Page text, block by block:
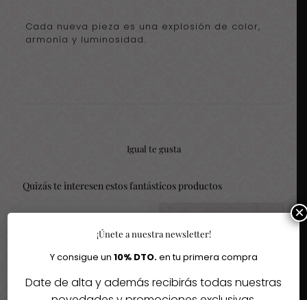
Cada nueva pieza es una explosión de color,
armonía y luminosidad.
Igual te gusta
Quizás te interesen estos fantásticos productos
Agotado
¡Únete a nuestra newsletter!
Y consigue un 10% DTO.en tu primera compra
Date de alta y además recibirás todas nuestras
×